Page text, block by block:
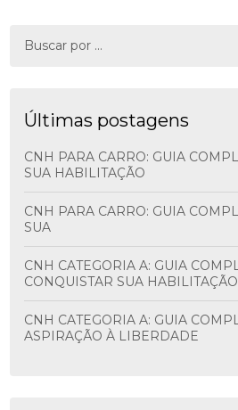
Últimas postagens
CNH PARA CARRO: GUIA COMPLETO PARA OBTER
SUA HABILITAÇÃO
CNH PARA CARRO: GUIA COMPLETO PARA OBTER A
SUA
CNH CATEGORIA A: GUIA COMPLETO PARA
CONQUISTAR SUA HABILITAÇÃO
CNH CATEGORIA A: GUIA COMPLETO PARA
ASPIRAÇÃO À LIBERDADE